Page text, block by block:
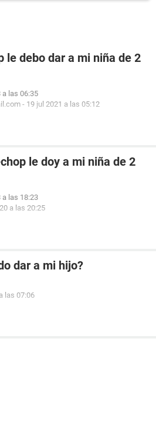
le debo dar a mi niña de 2
a las 06:35
- 19 jul 2021 a las 05:12
le doy a mi niña de 2
a las 18:23
a las 20:25
dar a mi hijo?
las 07:06